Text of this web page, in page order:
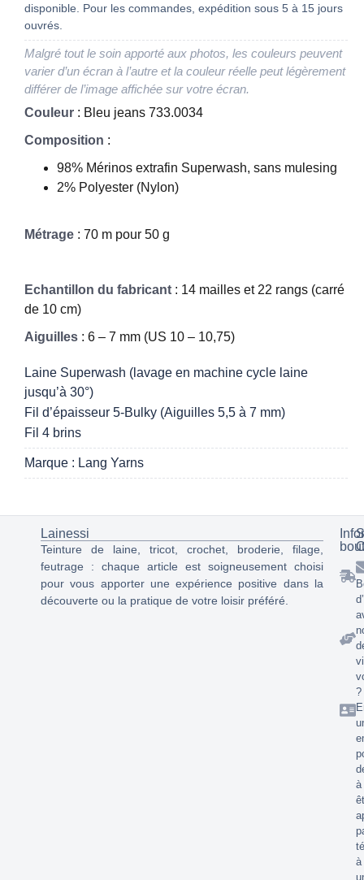
disponible. Pour les commandes, expédition sous 5 à 15 jours
ouvrés.
Malgré tout le soin apporté aux photos, les couleurs peuvent
varier d’un écran à l’autre et la couleur réelle peut légèrement
différer de l’image affichée sur votre écran.
Couleur : Bleu jeans 733.0034
Composition :
98% Mérinos extrafin Superwash, sans mulesing
2% Polyester (Nylon)
Métrage : 70 m pour 50 g
Echantillon du fabricant : 14 mailles et 22 rangs (carré
de 10 cm)
Aiguilles : 6 – 7 mm (US 10 – 10,75)
Laine Superwash (lavage en machine cycle laine
jusqu’à 30°)
Fil d’épaisseur 5-Bulky (Aiguilles 5,5 à 7 mm)
Fil 4 brins
Marque : Lang Yarns
Lainessi
Teinture de laine, tricot, crochet, broderie, filage,
feutrage : chaque article est soigneusement choisi
pour vous apporter une expérience positive dans la
découverte ou la pratique de votre loisir préféré.
?
à
à